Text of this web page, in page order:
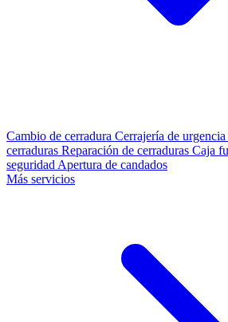
Cambio de cerradura Cerrajería de urgencia
cerraduras Reparación de cerraduras Caja
seguridad Apertura de candados
Más servicios